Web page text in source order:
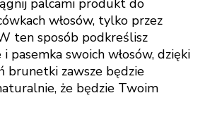
palcami produkt do
włosów, tylko przez
ten sposób podkreślisz
pasemka swoich włosów, dzięki
brunetki zawsze będzie
że będzie Twoim